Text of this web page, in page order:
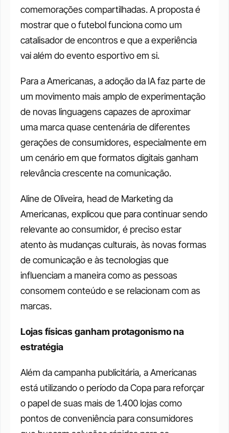
comemorações compartilhadas. A proposta é
mostrar que o futebol funciona como um
catalisador de encontros e que a experiência
vai além do evento esportivo em si.
Para a Americanas, a adoção da IA faz parte de
um movimento mais amplo de experimentação
de novas linguagens capazes de aproximar
uma marca quase centenária de diferentes
gerações de consumidores, especialmente em
um cenário em que formatos digitais ganham
relevância crescente na comunicação.
Aline de Oliveira, head de Marketing da
Americanas, explicou que para continuar sendo
relevante ao consumidor, é preciso estar
atento às mudanças culturais, às novas formas
de comunicação e às tecnologias que
influenciam a maneira como as pessoas
consomem conteúdo e se relacionam com as
marcas.
Lojas físicas ganham protagonismo na
estratégia
Além da campanha publicitária, a Americanas
está utilizando o período da Copa para reforçar
o papel de suas mais de 1.400 lojas como
pontos de conveniência para consumidores